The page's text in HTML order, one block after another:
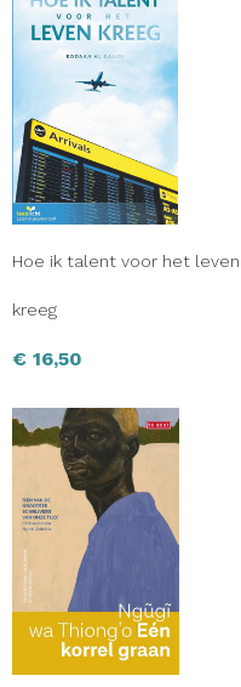
Hoe ik talent voor het leven
kreeg
€ 16,50